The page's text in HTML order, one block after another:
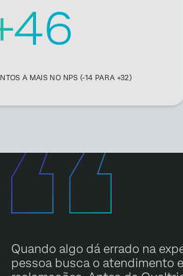
A MAIS NO NPS (-14 PARA +32)
Quando algo dá errado na
pessoa busca o atendimento